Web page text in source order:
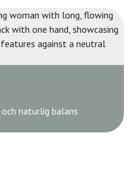
naturlig balans